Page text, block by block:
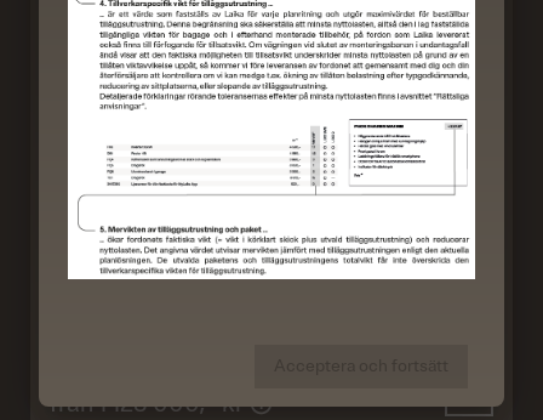
från 1 128 000,– kr